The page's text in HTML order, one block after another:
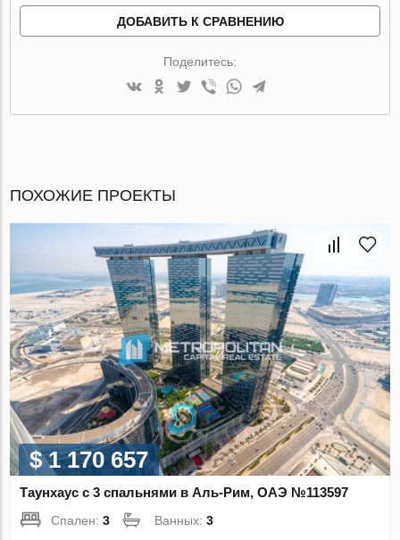
ДОБАВИТЬ К СРАВНЕНИЮ
Поделитесь:
ПОХОЖИЕ ПРОЕКТЫ
$ 1 170 657
Таунхаус с 3 спальнями в Аль-Рим, ОАЭ №113597
Спален:3 Ванных:3